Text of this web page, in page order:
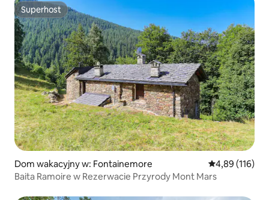
Superhost
Superhost
Dom wakacyjny w: Fontainemore Średnia
4,89 (116)
Baita Ramoire w Rezerwacie Przyrody Mont Mars